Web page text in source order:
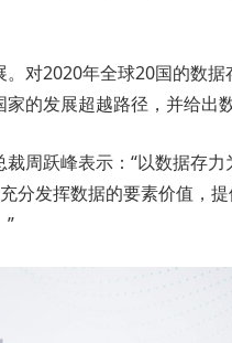
对2020年全球20国的数
的发展超越路径，并给出
周跃峰表示：“以数据存力
分发挥数据的要素价值，
”